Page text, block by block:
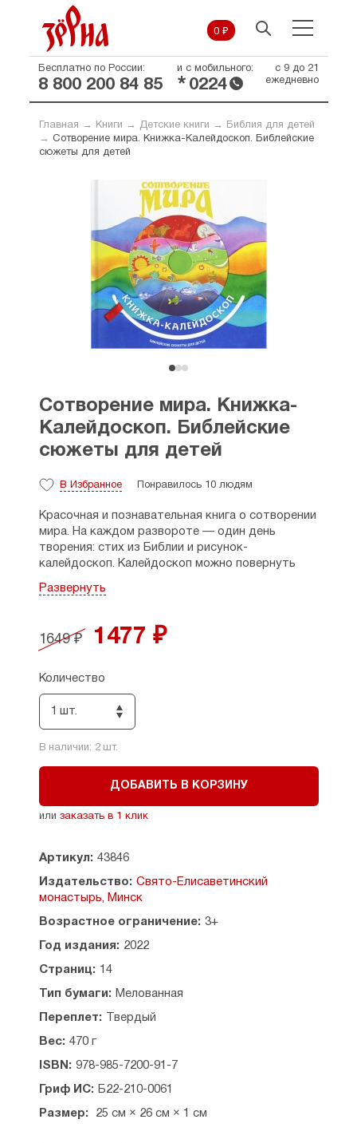
0 ₽
Бесплатно по России:
8 800 200 84 85
и с мобильного:
* 0224
с 9 до 21
ежедневно
Главная → Книги → Детские книги →
Библия для детей
→ Сотворение мира. Книжка-Калейдоскоп. Библейские
сюжеты для детей
Сотворение мира. Книжка-
Калейдоскоп. Библейские
сюжеты для детей
В Избранное Понравилось 10 людям
Красочная и познавательная книга о сотворении
мира. На каждом развороте — один день
творения: стих из Библии и рисунок-
калейдоскоп. Калейдоскоп можно повернуть
на другую, иллюстрируя процесс творения.
Развернуть
1649 ₽ 1477 ₽
Количество
1 шт.
В наличии: 2шт.
ДОБАВИТЬ В КОРЗИНУ
или заказать в 1 клик
Артикул: 43846
Издательство: Свято-Елисаветинский
монастырь, Минск
Возрастное ограничение: 3+
Год издания: 2022
Страниц: 14
Тип бумаги: Мелованная
Переплет: Твердый
Вес: 470 г
ISBN: 978-985-7200-91-7
Гриф ИС: Б22-210-0061
Размер: 25 см × 26 см × 1 см